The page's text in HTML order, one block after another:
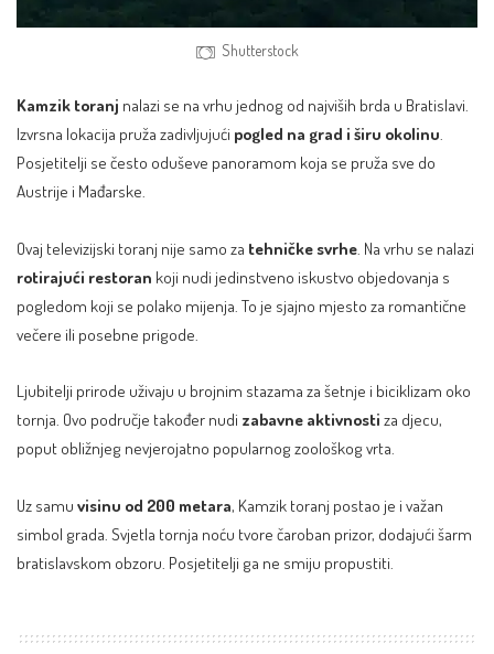
Shutterstock
Kamzik toranj nalazi se na vrhu jednog od najviših brda u Bratislavi.
Izvrsna lokacija pruža zadivljujući pogled na grad i širu okolinu.
Posjetitelji se često oduševe panoramom koja se pruža sve do
Austrije i Mađarske.
Ovaj televizijski toranj nije samo za tehničke svrhe . Na vrhu se nalazi
rotirajući restoran koji nudi jedinstveno iskustvo objedovanja s
pogledom koji se polako mijenja. To je sjajno mjesto za romantične
večere ili posebne prigode.
Ljubitelji prirode uživaju u brojnim stazama za šetnje i biciklizam oko
tornja. Ovo područje također nudi zabavne aktivnosti za djecu,
poput obližnjeg nevjerojatno popularnog zoološkog vrta.
Uz samu visinu od 200 metara, Kamzik toranj postao je i važan
simbol grada. Svjetla tornja noću tvore čaroban prizor, dodajući šarm
bratislavskom obzoru. Posjetitelji ga ne smiju propustiti.